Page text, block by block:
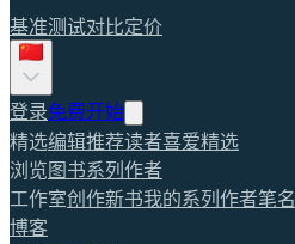
基准测试对比定价
登录免费开始
精选编辑推荐读者喜爱精选
浏览 图书系列 作者
工作室创作新书我的系列 作者笔名
博客